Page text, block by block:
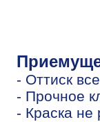
- Оттиск
- Прочное
- Краска не